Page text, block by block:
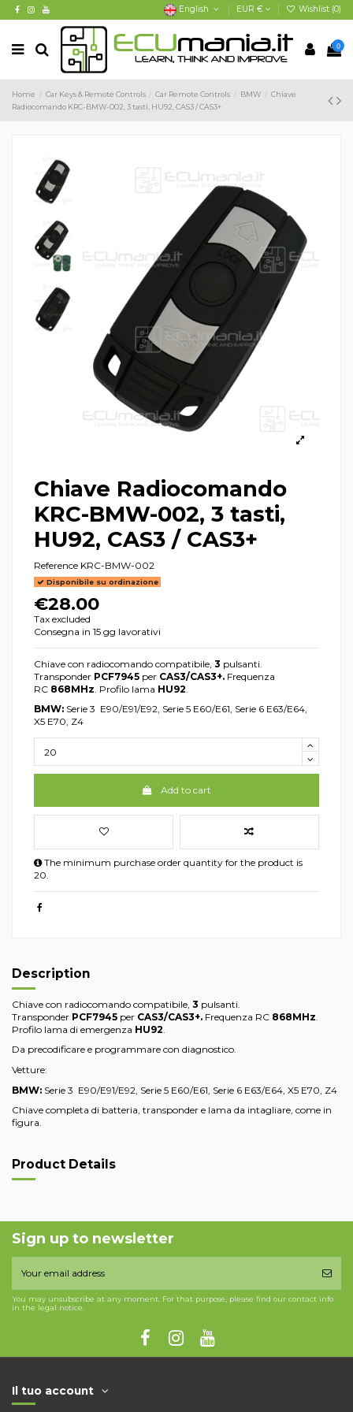
English EUR € Wishlist (0)
0
Home Car Keys & Remote Controls Car Remote Controls BMW
Chiave
Radiocomando KRC-BMW-002, 3 tasti, HU92, CAS3 / CAS3+
Chiave Radiocomando
KRC-BMW-002, 3 tasti,
HU92, CAS3 / CAS3+
Reference KRC-BMW-002
Disponibile su ordinazione
€28.00
Tax excluded
Consegna in 15 gg lavorativi
Chiave con radiocomando compatibile, 3 pulsanti.
Transponder PCF7945 per CAS3/CAS3+. Frequenza
RC 868MHz . Profilo lama HU92
BMW: Serie 3 E90/E91/E92, Serie 5 E60/E61, Serie 6 E63/E64,
X5 E70, Z4
Add to cart
The minimum purchase order quantity for the product is
20.
Description
Chiave con radiocomando compatibile, 3 pulsanti.
Transponder PCF7945 per CAS3/CAS3+. Frequenza RC 868MHz
Profilo lama di emergenza HU92
Da precodificare e programmare con diagnostico.
Vetture:
BMW: Serie 3 E90/E91/E92, Serie 5 E60/E61, Serie 6 E63/E64, X5 E70, Z4
Chiave completa di batteria, transponder e lama da intagliare, come in
figura.
Product Details
Sign up to newsletter
You may unsubscribe at any moment. For that purpose, please find our contact info
in the legal notice.
Il tuo account